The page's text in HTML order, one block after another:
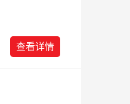
查看详情